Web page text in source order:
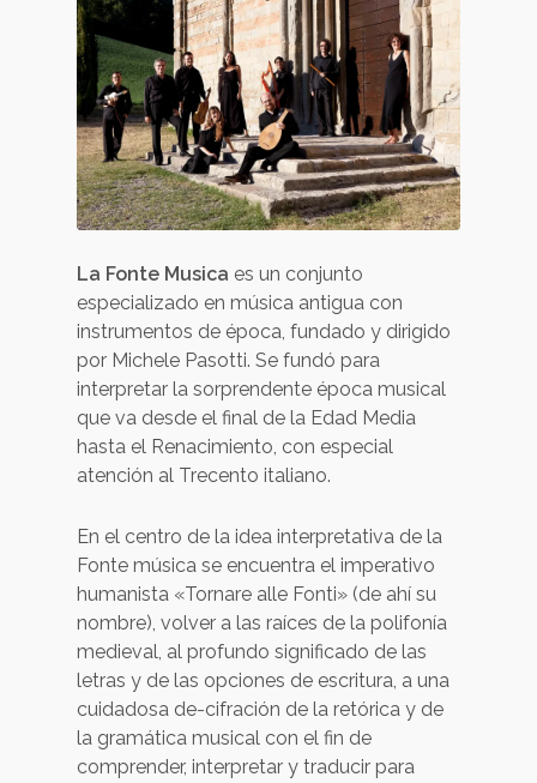
La Fonte Musica es un conjunto
especializado en música antigua con
instrumentos de época, fundado y dirigido
por Michele Pasotti. Se fundó para
interpretar la sorprendente época musical
que va desde el final de la Edad Media
hasta el Renacimiento, con especial
atención al Trecento italiano.
En el centro de la idea interpretativa de la
Fonte música se encuentra el imperativo
humanista «Tornare alle Fonti» (de ahí su
nombre), volver a las raíces de la polifonía
medieval, al profundo significado de las
letras y de las opciones de escritura, a una
cuidadosa de-cifración de la retórica y de
la gramática musical con el fin de
comprender, interpretar y traducir para